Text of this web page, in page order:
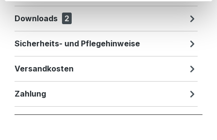
Downloads 2
Sicherheits- und Pflegehinweise
Versandkosten
Zahlung